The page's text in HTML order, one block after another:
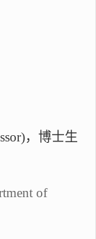
， 博士生
of